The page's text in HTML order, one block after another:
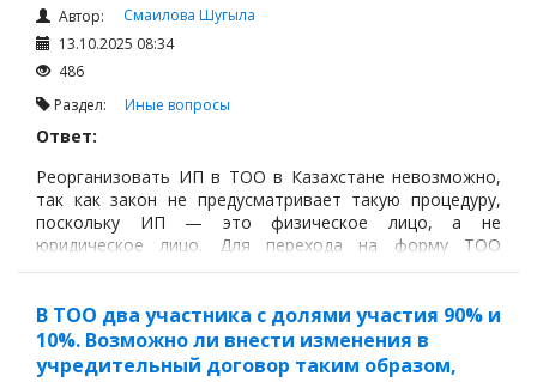
Автор:
Смаилова Шугыла
13.10.2025 08:34
486
Раздел: Иные вопросы
Ответ:
Реорганизовать ИП в ТОО в Казахстане невозможно,
так как закон не предусматривает такую процедуру,
поскольку ИП — это физическое лицо, а не
юридическое лицо. Для перехода на форму ТОО
необходимо зарегистрировать новое ТОО и
В ТОО два участника с долями участия 90% и
10%. Возможно ли внести изменения в
учредительный договор таким образом,